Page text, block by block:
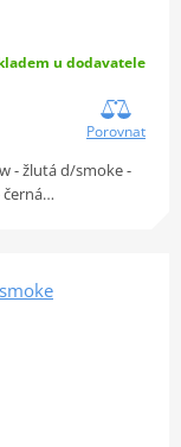
u dodavatele
Porovnat
- žlutá d/smoke -